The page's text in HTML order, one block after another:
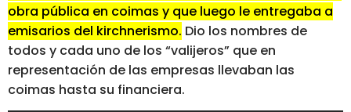
obra pública en coimas y que luego le entregaba a
emisarios del kirchnerismo. Dio los nombres de
todos y cada uno de los “valijeros” que en
representación de las empresas llevaban las
coimas hasta su financiera.